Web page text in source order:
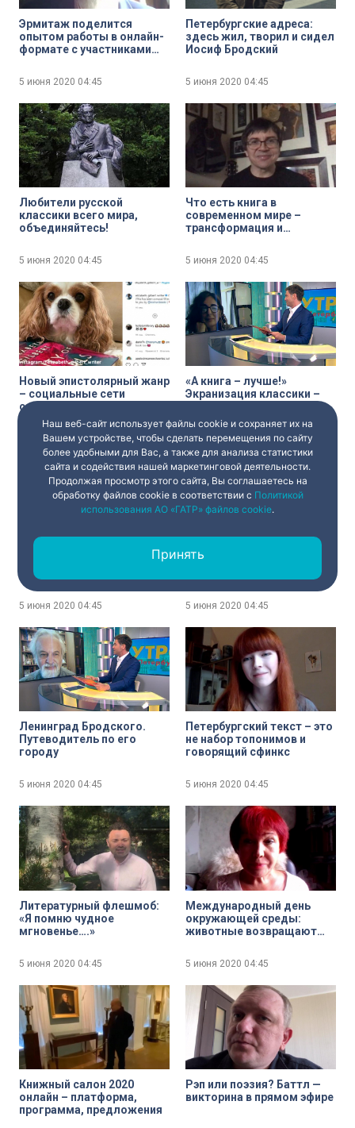
Эрмитаж поделится
опытом работы в онлайн-
формате с участниками
5 июня 2020 04:45
Петербургские адреса:
здесь жил, творил и сидел
Иосиф Бродский
5 июня 2020 04:45
Любители русской
классики всего мира,
объединяйтесь!
5 июня 2020 04:45
Что есть книга в
современном мире –
трансформация и
5 июня 2020 04:45
Новый эпистолярный жанр
– социальные сети
современных писателей
5 июня 2020 04:45
«А книга – лучше!»
Экранизация классики –
получится и как неудачи
приносят пользу
5 июня 202004:45
Литературный флешмоб:
«Медный всадник»
5 июня 2020 04:45
Не книгой единой. Хобби
5 июня 2020 04:45
Ленинград Бродского.
Путеводитель по его
городу
5 июня 2020 04:45
Петербургский текст – это
не набор топонимов и
говорящий сфинкс
5 июня 2020 04:45
Литературный флешмоб:
«Я помню чудное
мгновенье….»
5 июня 2020 04:45
Международный день
окружающей среды:
животные возвращают
5 июня 2020 04:45
Книжный салон 2020
онлайн – платформа,
программа, предложения
Рэп или поэзия? Баттл —
викторина в прямом эфире
Наш веб-сайт использует файлы cookie и сохраняет их на
Вашем устройстве, чтобы сделать перемещения по сайту
более удобными для Вас, а также для анализа статистики
сайта и содействия нашей маркетинговой деятельности.
Продолжая просмотр этого сайта, Вы соглашаетесь на
обработку файлов cookie в соответствии с Политикой
использования АО «ГАТР» файлов cookie.
Принять